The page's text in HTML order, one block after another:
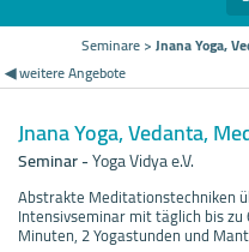
Seminare>Jnana Yoga,
◀ weitere Angebote
Jnana Yoga, Vedanta,
Seminar-Yoga Vidya e.V.
Abstrakte Meditationstechniken
Intensivseminar mit täglich bis
Minuten, 2 Yogastunden und